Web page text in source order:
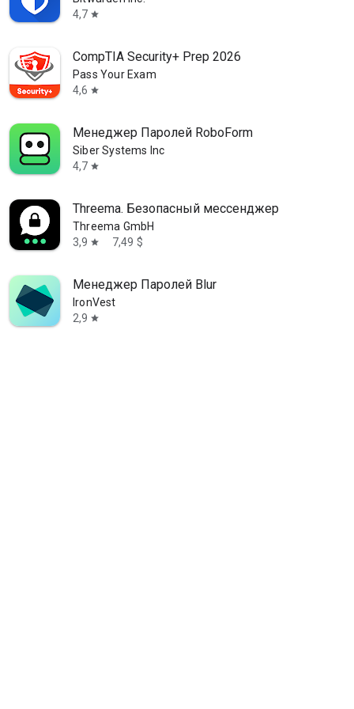
4,7 star
CompTIA Security+ Prep 2026
Pass Your Exam
4,6 star
Менеджер Паролей RoboForm
Siber Systems Inc
4,7 star
Threema. Безопасный мессенджер
Threema GmbH
3,9 star 7,49 $
Менеджер Паролей Blur
IronVest
2,9 star